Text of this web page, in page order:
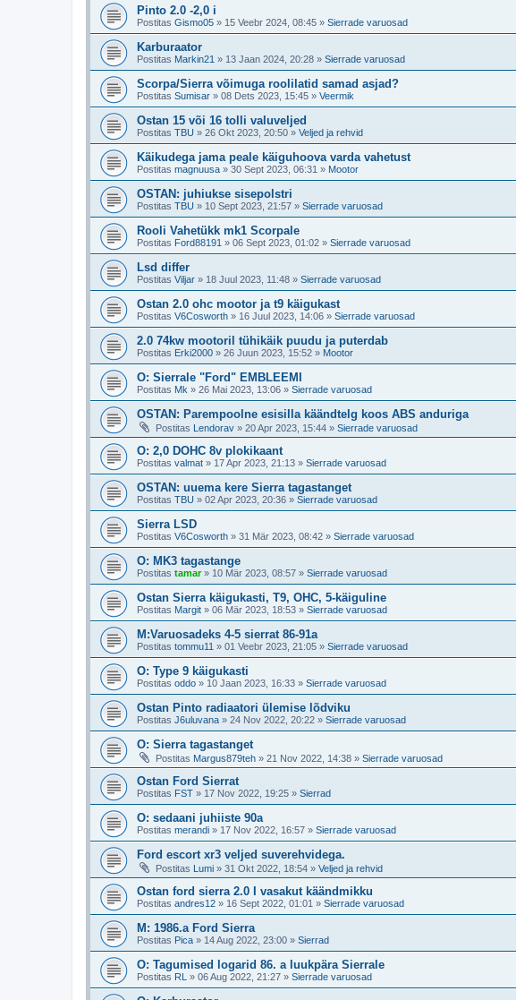
Pinto 2.0 -2,0 i
Postitas Gismo05 » 15 Veebr 2024, 08:45 » Sierrade varuosad
Karburaator
Postitas Markin21 » 13 Jaan 2024, 20:28 » Sierrade varuosad
Scorpa/Sierra võimuga roolilatid samad asjad?
Postitas Sumisar » 08 Dets 2023, 15:45 » Veermik
Ostan 15 või 16 tolli valuveljed
Postitas TBU » 26 Okt 2023, 20:50 » Veljed ja rehvid
Käikudega jama peale käiguhoova varda vahetust
Postitas magnuusa » 30 Sept 2023, 06:31 » Mootor
OSTAN: juhiukse sisepolstri
Postitas TBU » 10 Sept 2023, 21:57 » Sierrade varuosad
Rooli Vahetükk mk1 Scorpale
Postitas Ford88191 » 06 Sept 2023, 01:02 » Sierrade varuosad
Lsd differ
Postitas Viljar » 18 Juul 2023, 11:48 » Sierrade varuosad
Ostan 2.0 ohc mootor ja t9 käigukast
Postitas V6Cosworth » 16 Juul 2023, 14:06 » Sierrade varuosad
2.0 74kw mootoril tühikäik puudu ja puterdab
Postitas Erki2000 » 26 Juun 2023, 15:52 » Mootor
O: Sierrale "Ford" EMBLEEMI
Postitas Mk » 26 Mai 2023, 13:06 » Sierrade varuosad
OSTAN: Parempoolne esisilla käändtelg koos ABS anduriga
Postitas Lendorav » 20 Apr 2023, 15:44 » Sierrade varuosad
O: 2,0 DOHC 8v plokikaant
Postitas valmat » 17 Apr 2023, 21:13 » Sierrade varuosad
OSTAN: uuema kere Sierra tagastanget
Postitas TBU » 02 Apr 2023, 20:36 » Sierrade varuosad
Sierra LSD
Postitas V6Cosworth » 31 Mär 2023, 08:42 » Sierrade varuosad
O: MK3 tagastange
Postitas tamar» 10 Mär 2023, 08:57 » Sierrade varuosad
Ostan Sierra käigukasti, T9, OHC, 5-käiguline
Postitas Margit » 06 Mär 2023, 18:53 » Sierrade varuosad
M:Varuosadeks 4-5 sierrat 86-91a
Postitas tommu11 » 01 Veebr 2023, 21:05 » Sierrade varuosad
O: Type 9 käigukasti
Postitas oddo » 10 Jaan 2023, 16:33 » Sierrade varuosad
Ostan Pinto radiaatori ülemise lõdviku
Postitas J6uluvana » 24 Nov 2022, 20:22 » Sierrade varuosad
O: Sierra tagastanget
Postitas Margus879teh » 21 Nov 2022, 14:38 » Sierrade varuosad
Ostan Ford Sierrat
Postitas FST » 17 Nov 2022, 19:25 » Sierrad
O: sedaani juhiiste 90a
Postitas merandi » 17 Nov 2022, 16:57 » Sierrade varuosad
Ford escort xr3 veljed suverehvidega.
Postitas Lumi » 31 Okt 2022, 18:54 » Veljed ja rehvid
Ostan ford sierra 2.0 I vasakut käändmikku
Postitas andres12 » 16 Sept 2022, 01:01 » Sierrade varuosad
M: 1986.a Ford Sierra
Postitas Pica » 14 Aug 2022, 23:00 » Sierrad
O: Tagumised logarid 86. a luukpära Sierrale
Postitas RL » 06 Aug 2022, 21:27 » Sierrade varuosad